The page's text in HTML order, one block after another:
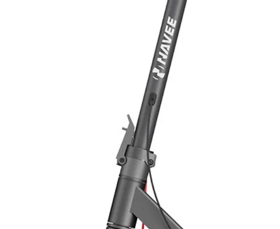
Protezione da inversione di polarità PV
Protezione contro la scarica della batteria
Protezione da surriscaldamento della batteria
Protezione da sovraccarico della batteria
Protezione da cortocircuito
Protezione da sovraccarico
Protezione da surriscaldamento del controller
Dimensioni e Peso
Dimensioni 135×180.8×47.3 mm
Peso 0.56 Kg
Schema di collegamento